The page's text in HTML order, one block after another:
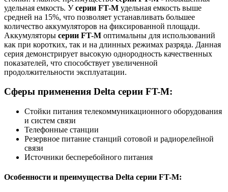
удельная емкость. Усерии FT-M удельная емкость выше
средней на 15%, что позволяет устанавливать большее
количество аккумуляторов на фиксированной площади.
Аккумуляторы серии FT-M оптимальны для использований
как при коротких, так и на длинных режимах разряда. Данная
серия демонстрирует высокую однородность качественных
показателей, что способствует увеличенной
продолжительности эксплуатации.
Сферы применения Delta серии FT-M:
Стойки питания телекоммуникационного оборудования
и систем связи
Телефонные станции
Резервное питание станций сотовой и радиорелейной
связи
Источники бесперебойного питания
Особенности и преимущества Delta серии FT-M: